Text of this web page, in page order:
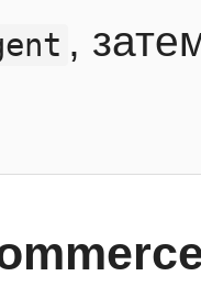
,